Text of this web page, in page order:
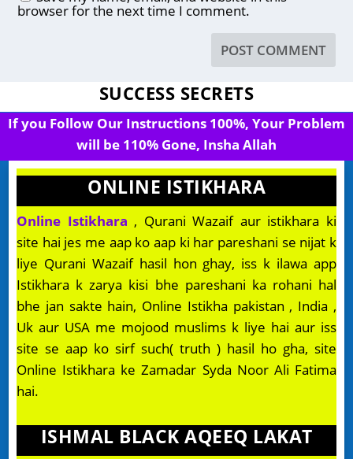
browser for the next time I comment.
SUCCESS SECRETS
If you Follow Our Instructions 100%, Your Problem
will be 110% Gone, Insha Allah
ONLINE ISTIKHARA
Online Istikhara , Qurani Wazaif aur istikhara ki
site hai jes me aap ko aap ki har pareshani se nijat k
liye Qurani Wazaif hasil hon ghay, iss k ilawa app
Istikhara k zarya kisi bhe pareshani ka rohani hal
bhe jan sakte hain, Online Istikha pakistan , India ,
Uk aur USA me mojood muslims k liye hai aur iss
site se aap ko sirf such( truth ) hasil ho gha, site
Online Istikhara ke Zamadar Syda Noor Ali Fatima
hai.
ISHMAL BLACK AQEEQ LAKAT